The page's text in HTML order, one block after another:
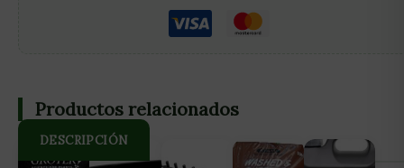
DESCRIPCIÓN
Productos relacionados